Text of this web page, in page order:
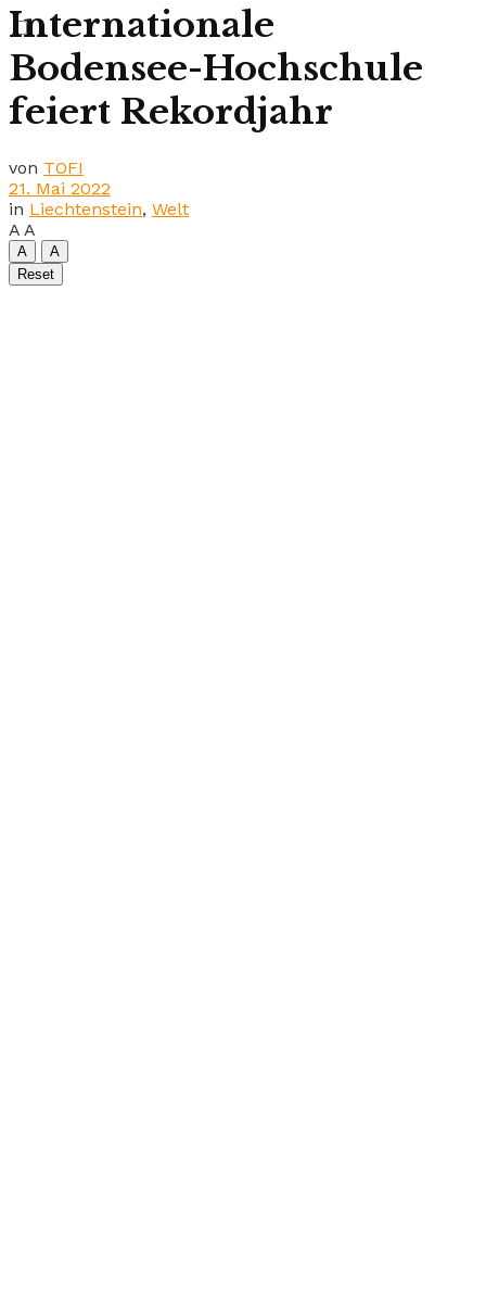
Internationale
Bodensee-Hochschule
feiert Rekordjahr
von TOFI
21. Mai 2022
in Liechtenstein, Welt
A A
A
A
Reset